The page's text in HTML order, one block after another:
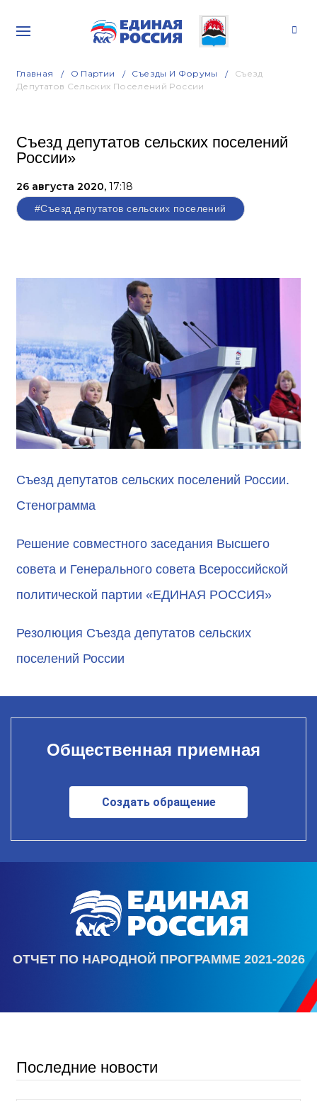
Главная О Партии Съезды И Форумы
Съезд
Депутатов Сельских Поселений России
Съезд депутатов сельских поселений
России»
26 августа 2020, 17:18
#Съезд депутатов сельских поселений
Съезд депутатов сельских поселений России.
Стенограмма
Решение совместного заседания Высшего
совета и Генерального совета Всероссийской
политической партии «ЕДИНАЯ РОССИЯ»
Резолюция Съезда депутатов сельских
поселений России
Общественная приемная
Создать обращение
ОТЧЕТ ПО НАРОДНОЙ ПРОГРАММЕ 2021-2026
Последние новости